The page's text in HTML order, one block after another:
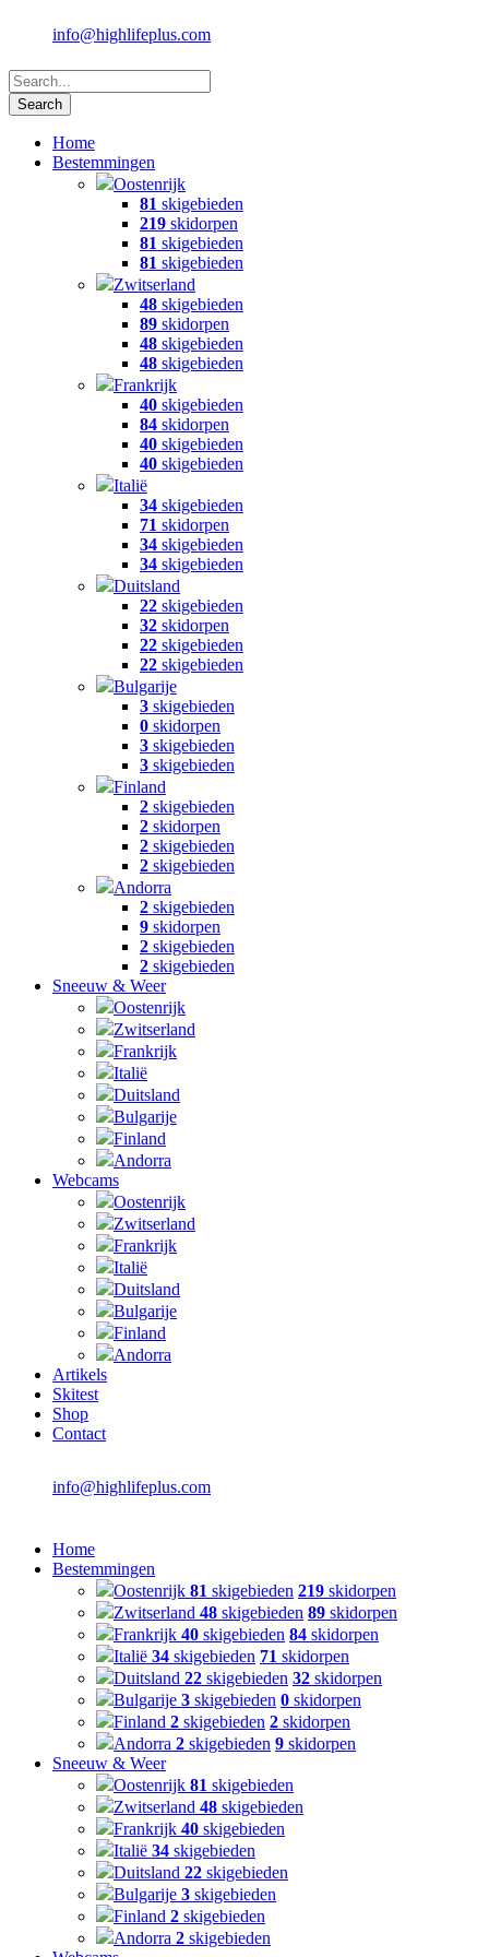
info@highlifeplus.com
Home
Bestemmingen
Oostenrijk
81 skigebieden
219 skidorpen
81 skigebieden
81 skigebieden
Zwitserland
48 skigebieden
89 skidorpen
48 skigebieden
48 skigebieden
Frankrijk
40 skigebieden
84 skidorpen
40 skigebieden
40 skigebieden
Italië
34 skigebieden
71 skidorpen
34 skigebieden
34 skigebieden
Duitsland
22 skigebieden
32 skidorpen
22 skigebieden
22 skigebieden
Bulgarije
3 skigebieden
0 skidorpen
3 skigebieden
3 skigebieden
Finland
2 skigebieden
2 skidorpen
2 skigebieden
2 skigebieden
Andorra
2 skigebieden
9 skidorpen
2 skigebieden
2 skigebieden
Sneeuw & Weer
Oostenrijk
Zwitserland
Frankrijk
Italië
Duitsland
Bulgarije
Finland
Andorra
Webcams
Oostenrijk
Zwitserland
Frankrijk
Italië
Duitsland
Bulgarije
Finland
Andorra
Artikels
Skitest
Shop
Contact
info@highlifeplus.com
Home
Bestemmingen
Oostenrijk 81 skigebieden 219 skidorpen
Zwitserland 48 skigebieden 89 skidorpen
Frankrijk 40 skigebieden 84 skidorpen
Italië 34 skigebieden 71 skidorpen
Duitsland 22 skigebieden 32 skidorpen
Bulgarije 3 skigebieden 0 skidorpen
Finland 2 skigebieden 2 skidorpen
Andorra 2 skigebieden 9 skidorpen
Sneeuw & Weer
Oostenrijk 81 skigebieden
Zwitserland 48 skigebieden
Frankrijk 40 skigebieden
Italië 34 skigebieden
Duitsland 22 skigebieden
Bulgarije 3 skigebieden
Finland 2 skigebieden
Andorra 2 skigebieden